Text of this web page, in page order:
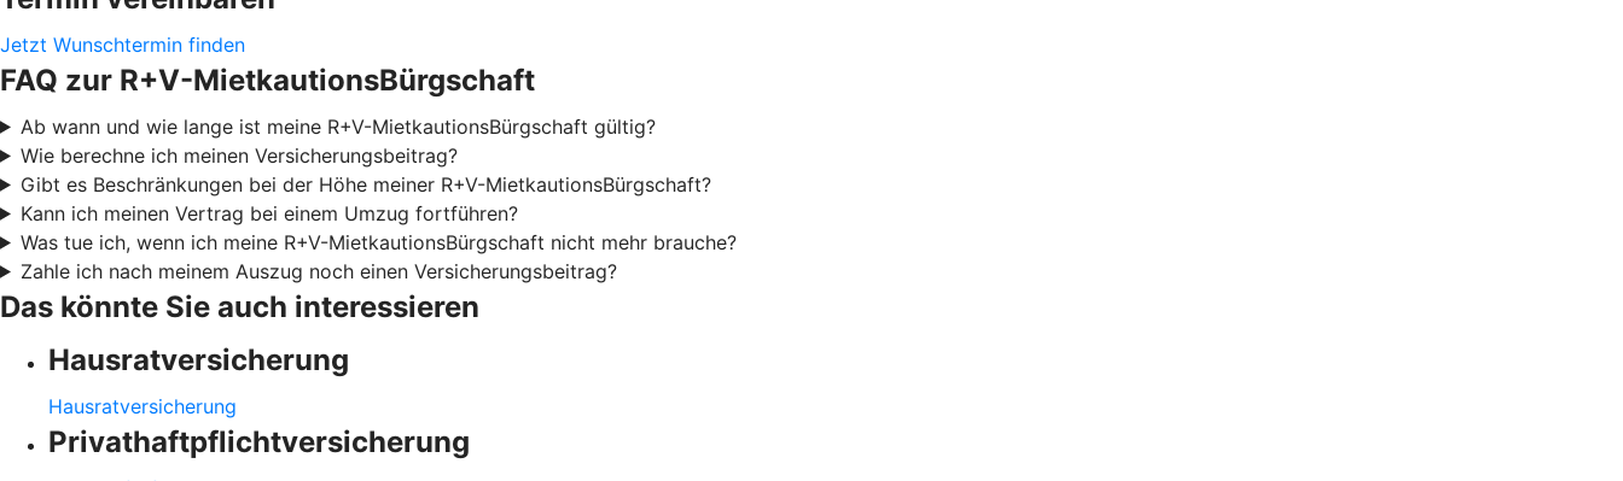
Jetzt Wunschtermin finden
FAQ zur R+V-MietkautionsBürgschaft
Ab wann und wie lange ist meine R+V-MietkautionsBürgschaft gültig?
Wie berechne ich meinen Versicherungsbeitrag?
Gibt es Beschränkungen bei der Höhe meiner R+V-MietkautionsBürgschaft?
Kann ich meinen Vertrag bei einem Umzug fortführen?
Was tue ich, wenn ich meine R+V-MietkautionsBürgschaft nicht mehr brauche?
Zahle ich nach meinem Auszug noch einen Versicherungsbeitrag?
Das könnte Sie auch interessieren
Hausratversicherung
Hausratversicherung
Privathaftpflichtversicherung